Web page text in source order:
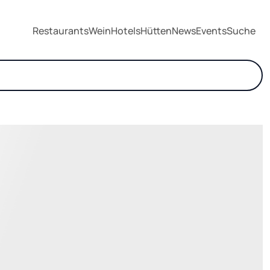
RestaurantsWeinHotelsHüttenNewsEventsSuche